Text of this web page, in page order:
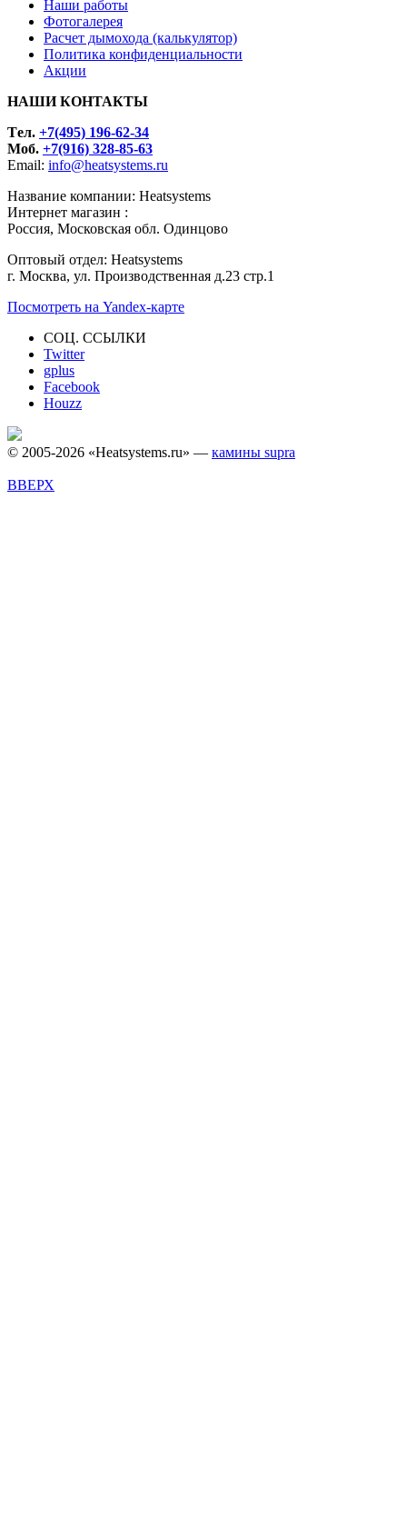
Наши работы
Фотогалерея
Расчет дымохода (калькулятор)
Политика конфиденциальности
Акции
НАШИ КОНТАКТЫ
Tел. +7(495) 196-62-34
Моб. +7(916) 328-85-63
Email: info@heatsystems.ru
Название компании: Heatsystems
Интернет магазин :
Россия, Московская обл. Одинцово
Оптовый отдел: Heatsystems
г. Москва, ул. Производственная д.23 стр.1
Посмотреть на Yandex-карте
СОЦ. ССЫЛКИ
Twitter
gplus
Facebook
Houzz
© 2005-2026 «Heatsystems.ru» — камины supra
ВВЕРХ